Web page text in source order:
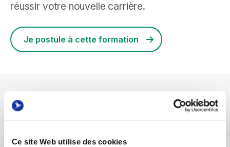
Ce site Web utilise des cookies
réussir votre nouvelle carrière.
Je postule à cette formation
Le contenu de la formation